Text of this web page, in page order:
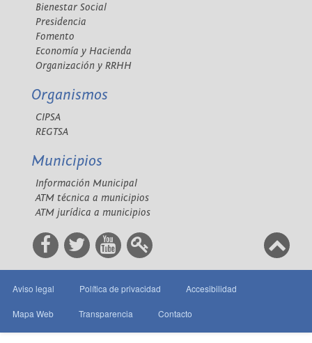
Bienestar Social
Presidencia
Fomento
Economía y Hacienda
Organización y RRHH
Organismos
CIPSA
REGTSA
Municipios
Información Municipal
ATM técnica a municipios
ATM jurídica a municipios
Aviso legal Política de privacidad Accesibilidad
Mapa Web Transparencia Contacto